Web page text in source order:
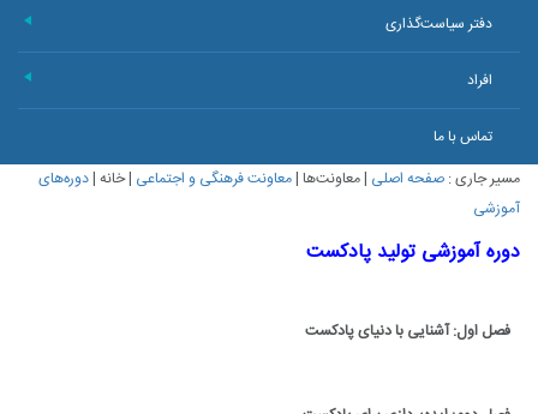
دفتر سیاست‌گذاری
افراد
تماس با ما
مسیر جاری :صفحه اصلی |معاونت‌ها|معاونت فرهنگی و اجتماعی |خانه|دوره‌های
آموزشی
دوره آموزشی تولید پادکست
فصل اول: آشنایی با دنیای پادکست